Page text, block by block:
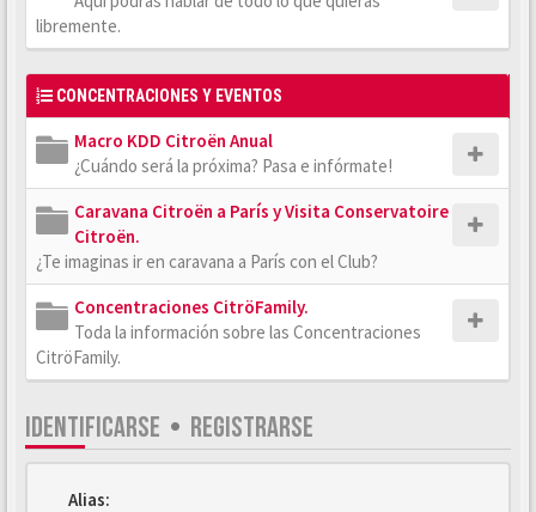
libremente.
CONCENTRACIONES Y EVENTOS
Macro KDD Citroën Anual
¿Cuándo será la próxima? Pasa e infórmate!
Caravana Citroën a París y Visita Conservatoire
Citroën.
¿Te imaginas ir en caravana a París con el Club?
Concentraciones CitröFamily.
Toda la información sobre las Concentraciones
CitröFamily.
IDENTIFICARSE • REGISTRARSE
Alias: